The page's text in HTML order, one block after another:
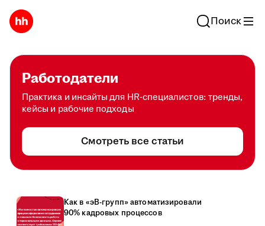
Поиск
Работодатели
Практика и инсайты для HR-специалистов: тренды,
кейсы и рабочие подходы
Смотреть все статьи
Как в «эВ-групп» автоматизировали
90% кадровых процессов